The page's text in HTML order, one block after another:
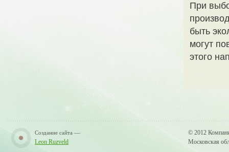
При
быть
могут
этого
Создание сайта —
Leon Ruzveld
© 2012
Московская